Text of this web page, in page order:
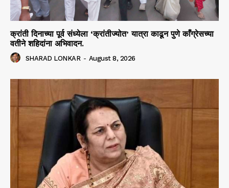
क्रांती दिनाच्या पूर्व संध्येला ‘क्रांतीज्योत’ यात्रा काढून पुणे काँग्रेसच्या
वतीने शहिदांना अभिवादन.
SHARAD LONKAR - August 8, 2026